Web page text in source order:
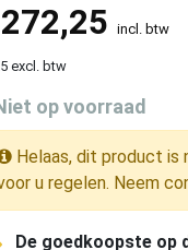
272,25 incl. btw
excl. btw
op voorraad
Helaas, dit product is
u regelen. Neem
De goedkoopste op